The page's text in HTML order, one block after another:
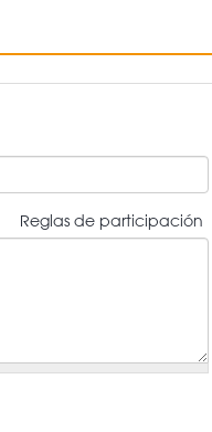
Reglas de participación